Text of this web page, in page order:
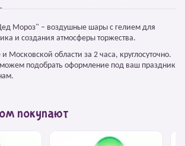
Мороз" – воздушные шары с гелием для
и создания атмосферы торжества.
Московской области за 2 часа, круглосуточно.
подобрать оформление под ваш праздник
покупают